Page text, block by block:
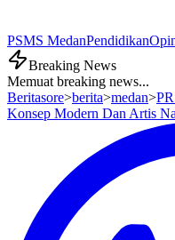
PSMS MedanPendidikan
Breaking News
Memuat breaking news...
Beritasore>berita>medan>
Konsep Modern Dan Artis